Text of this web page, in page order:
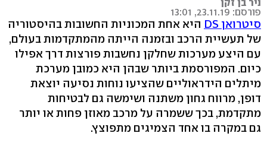
ניר בן זקן
פורסם: 23.11.19, 13:01
סיטרואן DS
היא אחת המכוניות החשובות בהיסטוריה
של תעשיית הרכב ובזמנה הייתה מהמתקדמות בעולם,
עם היצע מערכות שחלקן נחשבות פורצות דרך אפילו
כיום. המפורסמת ביותר שבהן היא כמובן מערכת
מיתלים הידראוליים שהציעו נוחות נסיעה יוצאת
דופן, מרווח גחון משתנה ושימשה גם לבטיחות
מתקדמת, בכך ששמרה על מרכב מאוזן פחות או יותר
גם במקרה בו אחד הצמיגים מתפוצץ.